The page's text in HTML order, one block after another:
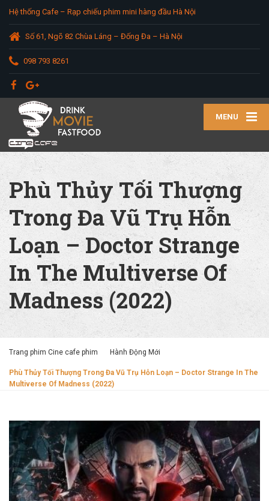
Hệ thống Cafe – Rạp chiếu phim mini hàng đầu Hà Nội
Số 61, Ngõ 82 Chùa Láng – Đống Đa – Hà Nội
098 793 8261
MENU
Phù Thủy Tối Thượng
Trong Đa Vũ Trụ Hỗn
Loạn – Doctor Strange
In The Multiverse Of
Madness (2022)
Trang phim Cine cafe phim Hành Động Mới
Phù Thủy Tối Thượng Trong Đa Vũ Trụ Hỗn Loạn – Doctor Strange In The
Multiverse Of Madness (2022)